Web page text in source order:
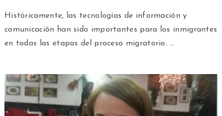
Históricamente, las tecnologías de información y
comunicación han sido importantes para los inmigrantes
en todas las etapas del proceso migratorio. …